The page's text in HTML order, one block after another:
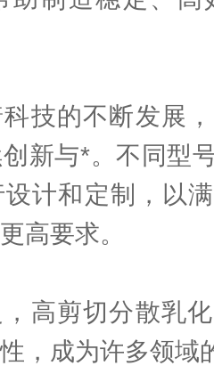
的不断发展，
新与*。不同型
计和定制，以
高要求。
剪切分散乳化
，成为许多领域